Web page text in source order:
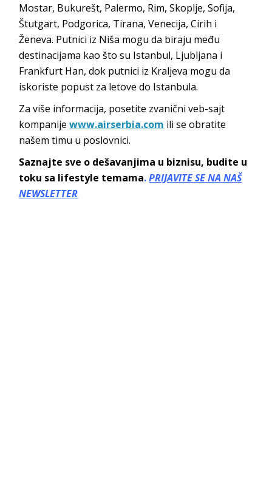
Mostar, Bukurešt, Palermo, Rim, Skoplje, Sofija,
Štutgart, Podgorica, Tirana, Venecija, Cirih i
Ženeva. Putnici iz Niša mogu da biraju među
destinacijama kao što su Istanbul, Ljubljana i
Frankfurt Han, dok putnici iz Kraljeva mogu da
iskoriste popust za letove do Istanbula.
Za više informacija, posetite zvanični veb-sajt
kompanijewww.airserbia.com ili se obratite
našem timu u poslovnici.
Saznajte sve o dešavanjima u biznisu, budite u
toku sa lifestyle temama.PRIJAVITE SE NA NAŠ
NEWSLETTER